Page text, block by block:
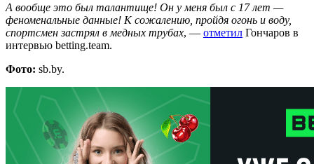
А вообще это был талантище! Он у меня был с 17 лет —
феноменальные данные! К сожалению, пройдя огонь и воду,
спортсмен застрял в медных трубах, — отметил Гончаров в
интервью betting.team.
Фото: sb.by.